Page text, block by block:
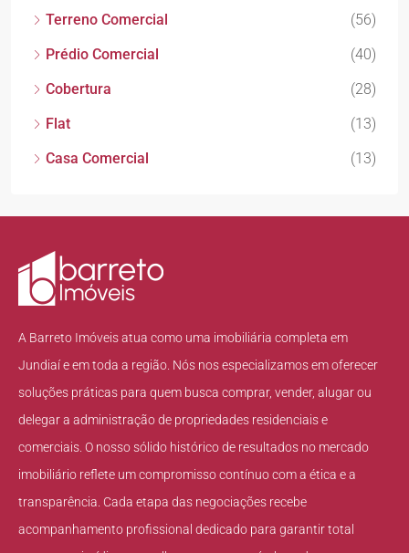
Terreno Comercial
(56)
Prédio Comercial
(40)
Cobertura
(28)
Flat
(13)
Casa Comercial
(13)
A Barreto Imóveis atua como uma imobiliária completa em
Jundiaí e em toda a região. Nós nos especializamos em oferecer
soluções práticas para quem busca comprar, vender, alugar ou
delegar a administração de propriedades residenciais e
comerciais. O nosso sólido histórico de resultados no mercado
imobiliário reflete um compromisso contínuo com a ética e a
transparência. Cada etapa das negociações recebe
acompanhamento profissional dedicado para garantir total